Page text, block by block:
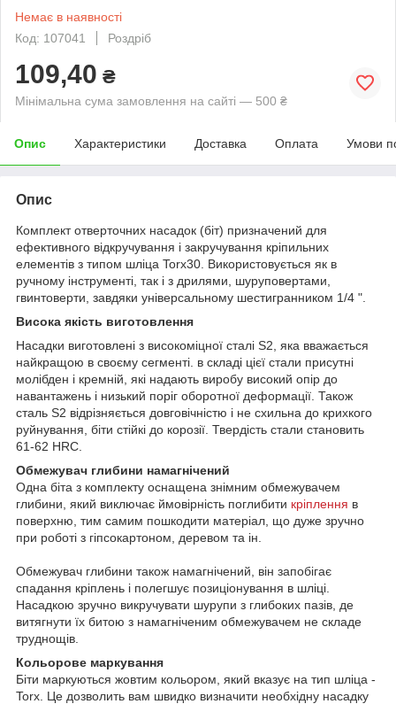
Немає в наявності
Код: 107041
Роздріб
109,40 ₴
Мінімальна сума замовлення на сайті — 500 ₴
Опис Характеристики Доставка Оплата Умови
Опис
Комплект отверточних насадок (біт) призначений для
ефективного відкручування і закручування кріпильних
елементів з типом шліца Torx30. Використовується як в
ручному інструменті, так і з дрилями, шуруповертами,
гвинтоверти, завдяки універсальному шестигранником 1/4 ".
Висока якість виготовлення
Насадки виготовлені з високоміцної сталі S2, яка вважається
найкращою в своєму сегменті. в складі цієї стали присутні
молібден і кремній, які надають виробу високий опір до
навантажень і низький поріг оборотної деформації. Також
сталь S2 відрізняється довговічністю і не схильна до крихкого
руйнування, біти стійкі до корозії. Твердість стали становить
61-62 HRC.
Обмежувач глибини намагнічений
Одна біта з комплекту оснащена знімним обмежувачем
глибини, який виключає ймовірність поглибити кріплення в
поверхню, тим самим пошкодити матеріал, що дуже зручно
при роботі з гіпсокартоном, деревом та ін.
Обмежувач глибини також намагнічений, він запобігає
спадання кріплень і полегшує позиціонування в шліці.
Насадкою зручно викручувати шурупи з глибоких пазів, де
витягнути їх битою з намагніченим обмежувачем не складе
труднощів.
Кольорове маркування
Біти маркуються жовтим кольором, який вказує на тип шліца -
Torx. Це дозволить вам швидко визначити необхідну насадку